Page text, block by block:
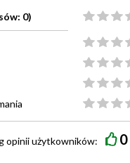
0)
opiniiużytkowników: 0